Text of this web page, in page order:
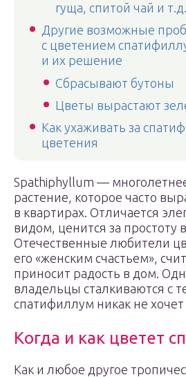
гуща, спитой чай и
Другие возможные
с цветением
и их решение
Сбрасывают бутоны
Цветы вырастают
Как ухаживать за
цветения
Spathiphyllum —
растение, которое часто
в квартирах. Отличается
видом, ценится за простоту
Отечественные любители
его «женским счастьем»,
приносит радость в дом.
владельцы сталкиваются с
спатифиллум никак не хочет
Когда и как цветет
Как и любое другое